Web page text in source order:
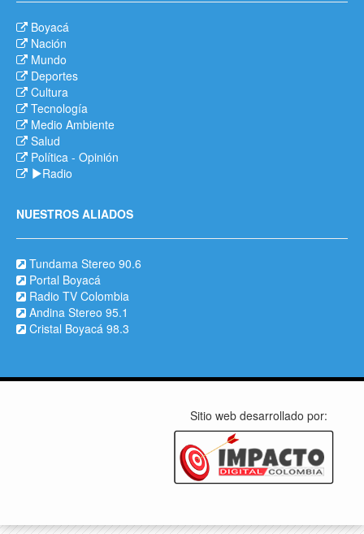
Boyacá
Nación
Mundo
Deportes
Cultura
Tecnología
Medio Ambiente
Salud
Política - Opinión
Radio
NUESTROS ALIADOS
Tundama Stereo 90.6
Portal Boyacá
Radio TV Colombia
Andina Stereo 95.1
Cristal Boyacá 98.3
Sitio web desarrollado por: